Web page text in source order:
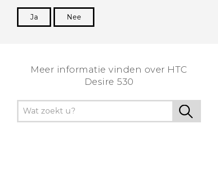
Ja
Nee
Meer informatie vinden over HTC
Desire 530